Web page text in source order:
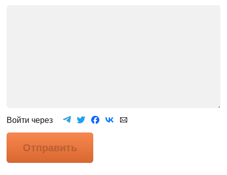
Войти через
Отправить